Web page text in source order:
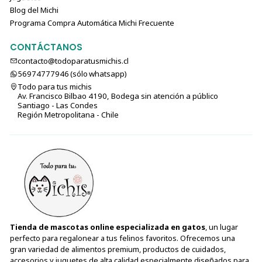
Blog del Michi
Programa Compra Automática Michi Frecuente
CONTÁCTANOS
contacto@todoparatusmichis.cl
56974777946 (sólo⁣⁣⁣⁣⁣​​​​​​​​​​​​​​​ whatsapp)
Todo para tus michis
Av. Francisco Bilbao 4190, Bodega sin atención a público
Santiago - Las Condes
Región Metropolitana - Chile
Tienda de mascotas online especializada en gatos, un lugar
perfecto para regalonear a tus felinos favoritos. Ofrecemos una
gran variedad de alimentos premium, productos de cuidados,